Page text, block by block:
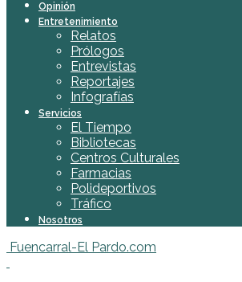
Opinión
Entretenimiento
Relatos
Prólogos
Entrevistas
Reportajes
Infografías
Servicios
El Tiempo
Bibliotecas
Centros Culturales
Farmacias
Polideportivos
Tráfico
Nosotros
Fuencarral-El Pardo.com